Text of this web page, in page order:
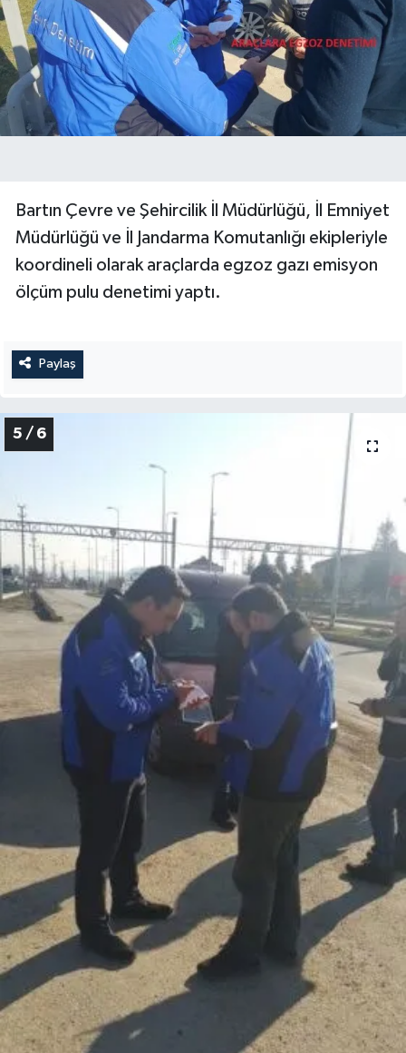
Bartın Çevre ve Şehircilik İl Müdürlüğü, İl Emniyet
Müdürlüğü ve İl Jandarma Komutanlığı ekipleriyle
koordineli olarak araçlarda egzoz gazı emisyon
ölçüm pulu denetimi yaptı.
Paylaş
5 / 6